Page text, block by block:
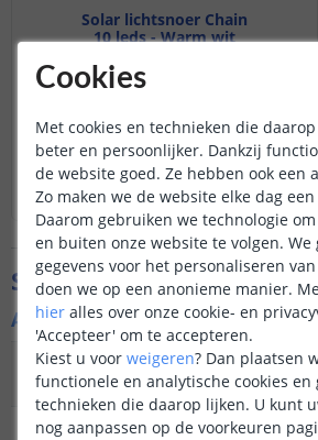
Solar lichtsnoer Chain
10 leds - Warm wit
NIET OP VOORRAAD 34 29,95
IN WINKELWAGEN
Specificaties
Algemene kenmerken
Type
buitenverlichting
Priklamp, lichtsnoer
Functie
Decoratief
Cookies
Met cookies en technieken die
beter en persoonlijker. Dankzij
de website goed. Ze hebben ook een
Zo maken we de website elke dag
Daarom gebruiken we technologie
en buiten onze website te volgen.
gegevens voor het personaliseren
doen we op een anonieme manier.
hier alles over onze cookie- en
'Accepteer' om te accepteren.
Kiest u voor weigeren? Dan plaatsen
functionele en analytische cookies en
technieken die daarop lijken. U kunt
nog aanpassen op de voorkeuren